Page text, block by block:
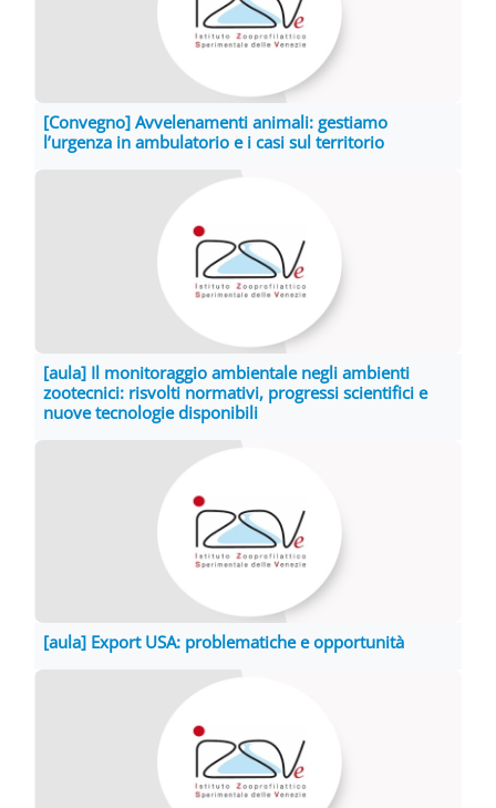
[Convegno] Avvelenamenti animali: gestiamo
l’urgenza in ambulatorio e i casi sul territorio
[aula] Il monitoraggio ambientale negli ambienti
zootecnici: risvolti normativi, progressi scientifici e
nuove tecnologie disponibili
[aula] Export USA: problematiche e opportunità